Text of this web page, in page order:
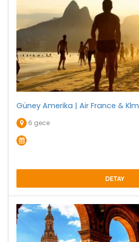
Güney Amerika | Air France & Klm
6 gece
DETAY